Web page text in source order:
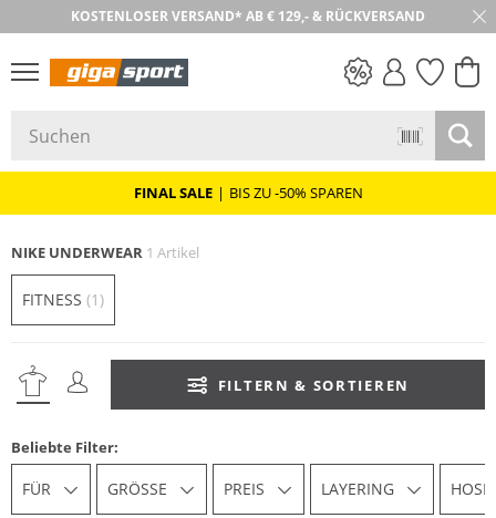
KOSTENLOSER VERSAND* AB € 129,- & RÜCKVERSAND
FINAL SALE | BIS ZU -50% SPAREN
NIKE UNDERWEAR 1 Artikel
FITNESS (1)
FILTERN & SORTIEREN
Beliebte Filter:
FÜR GRÖSSE PREIS LAYERING